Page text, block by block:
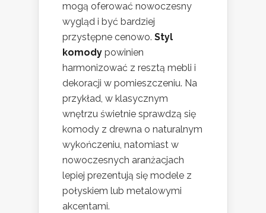
mogą oferować nowoczesny
wygląd i być bardziej
przystępne cenowo. Styl
komody powinien
harmonizować z resztą mebli i
dekoracji w pomieszczeniu. Na
przykład, w klasycznym
wnętrzu świetnie sprawdzą się
komody z drewna o naturalnym
wykończeniu, natomiast w
nowoczesnych aranżacjach
lepiej prezentują się modele z
połyskiem lub metalowymi
akcentami.